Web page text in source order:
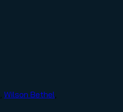
Wilson Bethel